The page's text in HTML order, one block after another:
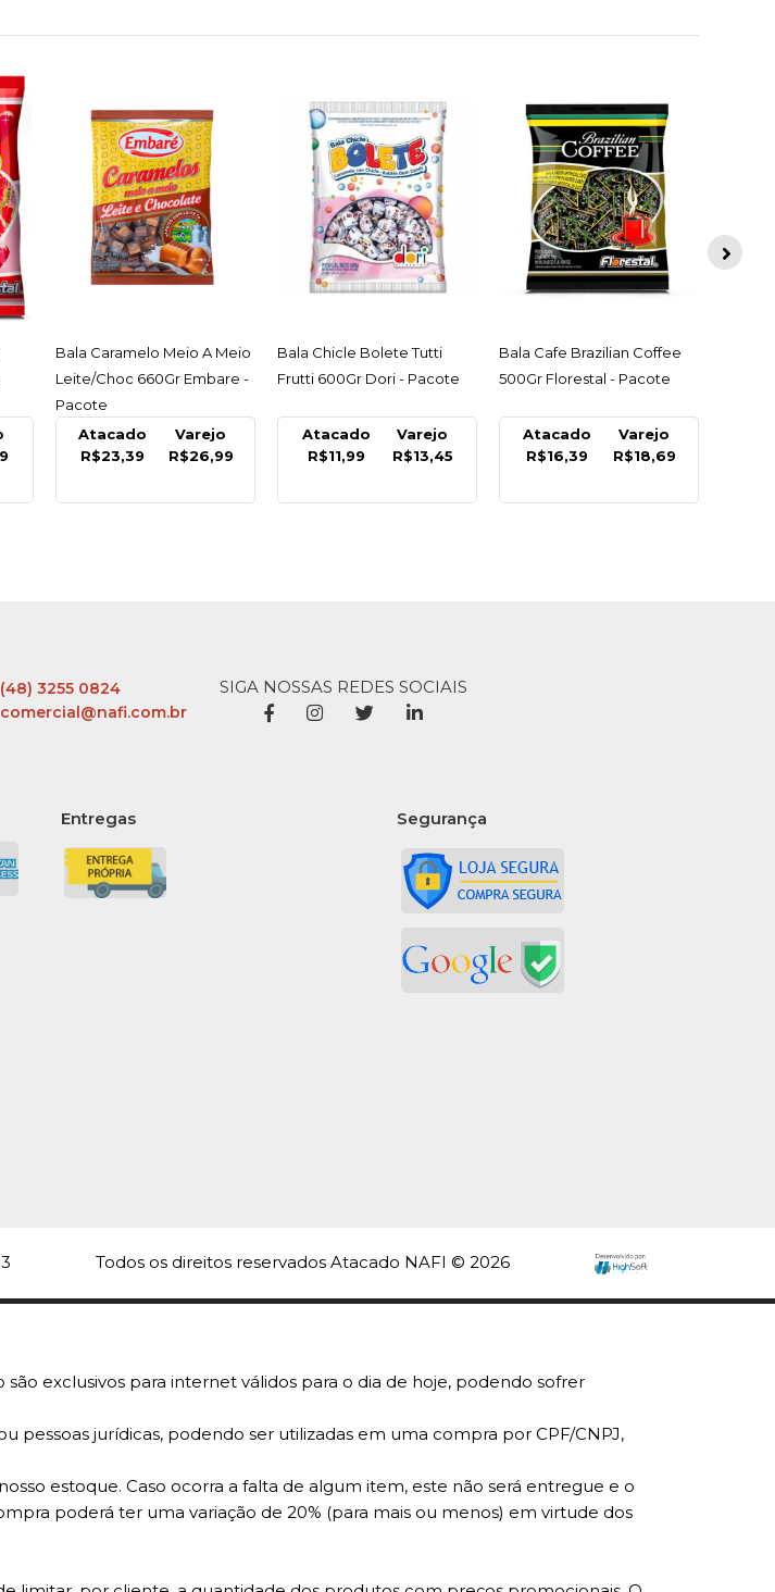
ACESSAR
Bala Caramelo Meio A Meio
Leite/Choc 660Gr Embare -
Pacote
Atacado
R$23,39
Varejo
R$26,99
ACESSAR
Bala Chicle Bolete Tutti
Frutti 600Gr Dori - Pacote
Atacado
R$11,99
Varejo
R$13,45
ACESSAR
Bala Cafe Brazilian Coffee
500Gr Florestal - Pacote
Atacado
R$16,39
Varejo
R$18,69
(48) 3255 0824
comercial@nafi.com.br
SIGA NOSSAS REDES SOCIAIS
Entregas Segurança
Todos os direitos reservados Atacado NAFI © 2026
exclusivos para internet válidos para o dia de hoje, podendo sofrer
pessoas jurídicas, podendo ser utilizadas em uma compra por CPF/CNPJ,
estoque. Caso ocorra a falta de algum item, este não será entregue e o
poderá ter uma variação de 20% (para mais ou menos) em virtude dos